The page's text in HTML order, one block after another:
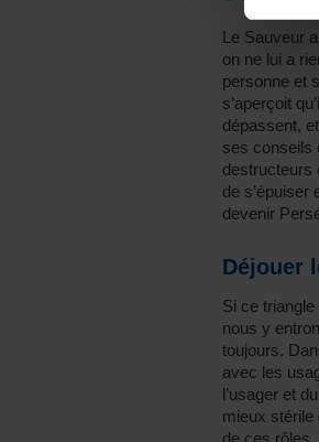
Le Sauveur
on ne lui a
personne et
s’aperçoit
dépassent,
ses conseils
destructeurs
de s’épuiser
devenir
Déjouer
Si ce
nous y
toujours.
avec les
l’usager et
mieux stérile
de ces